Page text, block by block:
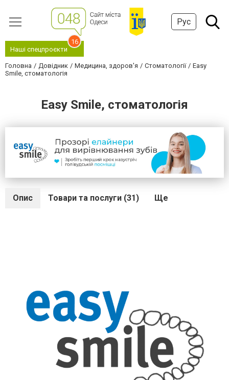
Рус
Наші спецпроєкти
16
Головна Довідник Медицина, здоров'я Стоматології
Easy
Smile, стоматологія
Easy Smile, стоматологія
Опис Товари та послуги (31) Ще